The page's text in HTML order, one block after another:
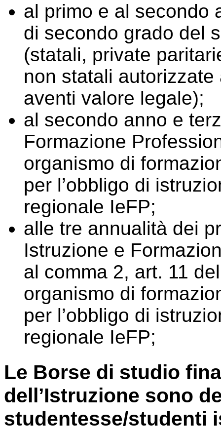
al primo e al secondo
di secondo grado del
(statali, private
non statali
aventi valore legale);
al secondo anno e
Formazione
organismo di
per l’obbligo di
regionale IeFP;
alle tre annualità dei
Istruzione e
al comma 2, art. 11
organismo di
per l’obbligo di
regionale IeFP;
Le Borse di studio
dell’Istruzione sono
studentesse/studenti